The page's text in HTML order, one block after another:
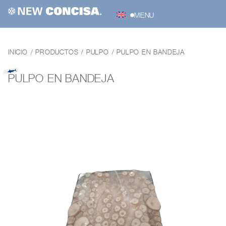
MENU
INICIO / PRODUCTOS / PULPO / PULPO EN BANDEJA
PULPO EN BANDEJA